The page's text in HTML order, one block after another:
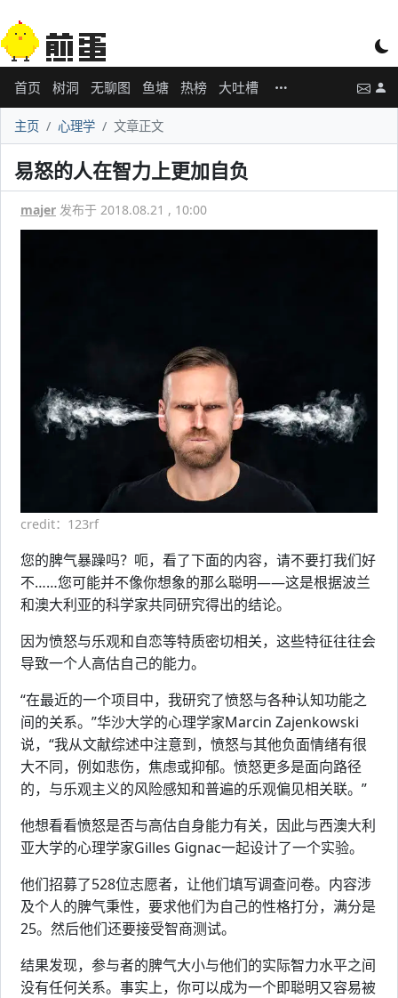
首页 树洞 无聊图 鱼塘 热榜 大吐槽
主页 心理学 文章正文
易怒的人在智力上更加自负
majer 发布于 2018.08.21 , 10:00
credit：123rf
您的脾气暴躁吗？呃，看了下面的内容，请不要打我们好
不……您可能并不像你想象的那么聪明——这是根据波兰
和澳大利亚的科学家共同研究得出的结论。
因为愤怒与乐观和自恋等特质密切相关，这些特征往往会
导致一个人高估自己的能力。
“在最近的一个项目中，我研究了愤怒与各种认知功能之
间的关系。”华沙大学的心理学家Marcin Zajenkowski
说，“我从文献综述中注意到，愤怒与其他负面情绪有很
大不同，例如悲伤，焦虑或抑郁。愤怒更多是面向路径
的，与乐观主义的风险感知和普遍的乐观偏见相关联。”
他想看看愤怒是否与高估自身能力有关，因此与西澳大利
亚大学的心理学家Gilles Gignac一起设计了一个实验。
他们招募了528位志愿者，让他们填写调查问卷。内容涉
及个人的脾气秉性，要求他们为自己的性格打分，满分是
25。然后他们还要接受智商测试。
结果发现，参与者的脾气大小与他们的实际智力水平之间
没有任何关系。事实上，你可以成为一个即聪明又容易被